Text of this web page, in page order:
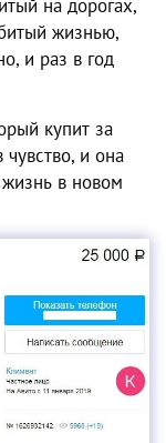
на дорогах,
жизнью,
и раз в год
купит за
чувство, и она
в новом